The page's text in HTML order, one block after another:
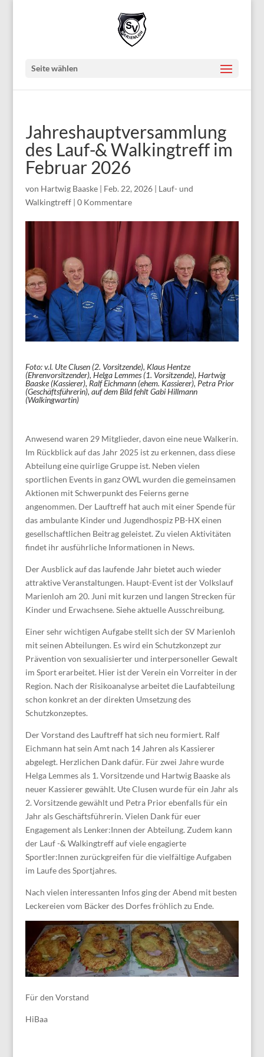
Seite wählen
Jahreshauptversammlung
des Lauf-& Walkingtreff im
Februar 2026
von Hartwig Baaske| Feb. 22, 2026| Lauf- und
Walkingtreff| 0 Kommentare
Foto: v.l. Ute Clusen (2. Vorsitzende), Klaus Hentze
(Ehrenvorsitzender), Helga Lemmes (1. Vorsitzende), Hartwig
Baaske (Kassierer), Ralf Eichmann (ehem. Kassierer), Petra Prior
(Geschäftsführerin), auf dem Bild fehlt Gabi Hillmann
(Walkingwartin)
Anwesend waren 29 Mitglieder, davon eine neue Walkerin.
Im Rückblick auf das Jahr 2025 ist zu erkennen, dass diese
Abteilung eine quirlige Gruppe ist. Neben vielen
sportlichen Events in ganz OWL wurden die gemeinsamen
Aktionen mit Schwerpunkt des Feierns gerne
angenommen. Der Lauftreff hat auch mit einer Spende für
das ambulante Kinder und Jugendhospiz PB-HX einen
gesellschaftlichen Beitrag geleistet. Zu vielen Aktivitäten
findet ihr ausführliche Informationen in News.
Der Ausblick auf das laufende Jahr bietet auch wieder
attraktive Veranstaltungen. Haupt-Event ist der Volkslauf
Marienloh am 20. Juni mit kurzen und langen Strecken für
Kinder und Erwachsene. Siehe aktuelle Ausschreibung.
Einer sehr wichtigen Aufgabe stellt sich der SV Marienloh
mit seinen Abteilungen. Es wird ein Schutzkonzept zur
Prävention von sexualisierter und interpersoneller Gewalt
im Sport erarbeitet. Hier ist der Verein ein Vorreiter in der
Region. Nach der Risikoanalyse arbeitet die Laufabteilung
schon konkret an der direkten Umsetzung des
Schutzkonzeptes.
Der Vorstand des Lauftreff hat sich neu formiert. Ralf
Eichmann hat sein Amt nach 14 Jahren als Kassierer
abgelegt. Herzlichen Dank dafür. Für zwei Jahre wurde
Helga Lemmes als 1. Vorsitzende und Hartwig Baaske als
neuer Kassierer gewählt. Ute Clusen wurde für ein Jahr als
2. Vorsitzende gewählt und Petra Prior ebenfalls für ein
Jahr als Geschäftsführerin. Vielen Dank für euer
Engagement als Lenker:Innen der Abteilung. Zudem kann
der Lauf -& Walkingtreff auf viele engagierte
Sportler:Innen zurückgreifen für die vielfältige Aufgaben
im Laufe des Sportjahres.
Nach vielen interessanten Infos ging der Abend mit besten
Leckereien vom Bäcker des Dorfes fröhlich zu Ende.
Für den Vorstand
HiBaa